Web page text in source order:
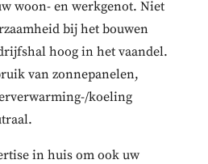
woon- en werkgenot. Niet
bij het bouwen
hoog in het vaandel.
van zonnepanelen,
koeling
in huis om ook uw